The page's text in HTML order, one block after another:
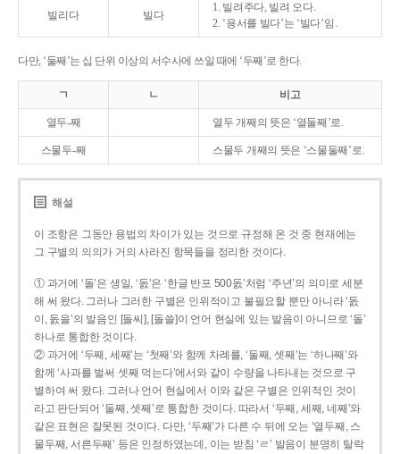
빌리다 빌다
1. 빌려주다, 빌려 오다.
2. ‘용서를 빌다’는 ‘빌다’임.
다만, ‘둘째’는 십 단위 이상의 서수사에 쓰일 때에 ‘두째’로 한다.
ㄱ ㄴ 비고
열두-째 열두 개째의 뜻은 ‘열둘째’로.
스물두-째 스물두 개째의 뜻은 ‘스물둘째’로.
해설
이 조항은 그동안 용법의 차이가 있는 것으로 규정해 온 것 중 현재에는
그 구별의 의의가 거의 사라진 항목들을 정리한 것이다.
① 과거에 ‘돌’은 생일, ‘돐’은 ‘한글 반포 500돐’처럼 ‘주년’의 의미로 세분
해 써 왔다. 그러나 그러한 구별은 인위적이고 불필요할 뿐만 아니라 ‘돐
이, 돐을’의 발음인 [돌씨], [돌쓸]이 언어 현실에 있는 발음이 아니므로 ‘돌’
하나로 통합한 것이다.
② 과거에 ‘두째, 세째’는 ‘첫째’와 함께 차례를, ‘둘째, 셋째’는 ‘하나째’와
함께 ‘사과를 벌써 셋째 먹는다’에서와 같이 수량을 나타내는 것으로 구
별하여 써 왔다. 그러나 언어 현실에서 이와 같은 구별은 인위적인 것이
라고 판단되어 ‘둘째, 셋째’로 통합한 것이다. 따라서 ‘두째, 세째, 네째’와
같은 표현은 잘못된 것이다. 다만, ‘두째’가 다른 수 뒤에 오는 ‘열두째, 스
물두째, 서른두째’ 등은 인정하였는데, 이는 받침 ‘ㄹ’ 발음이 분명히 탈락